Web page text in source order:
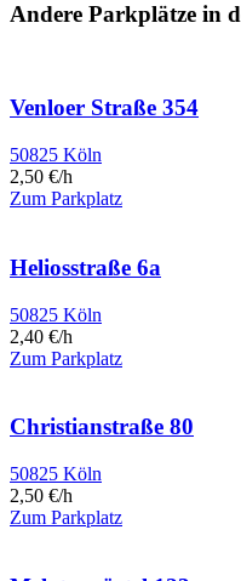
Andere Parkplätze in
Venloer Straße 354
50825 Köln
2,50 €/h
Zum Parkplatz
Heliosstraße 6a
50825 Köln
2,40 €/h
Zum Parkplatz
Christianstraße 80
50825 Köln
2,50 €/h
Zum Parkplatz